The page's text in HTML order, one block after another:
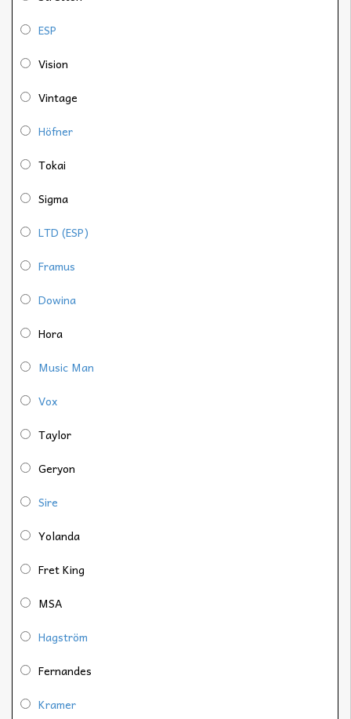
ESP
Vision
Vintage
Höfner
Tokai
Sigma
LTD (ESP)
Framus
Dowina
Hora
Music Man
Vox
Taylor
Geryon
Sire
Yolanda
Fret King
MSA
Hagström
Fernandes
Kramer